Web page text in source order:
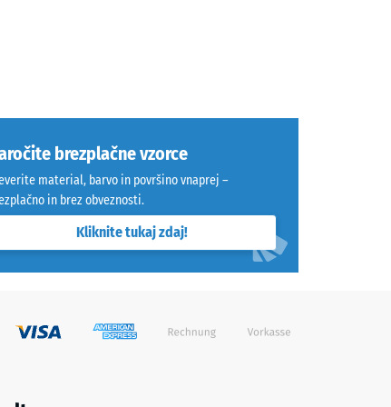
brezplačne vzorce
material, barvo in površino vnaprej –
in brez obveznosti.
Kliknite tukaj zdaj!